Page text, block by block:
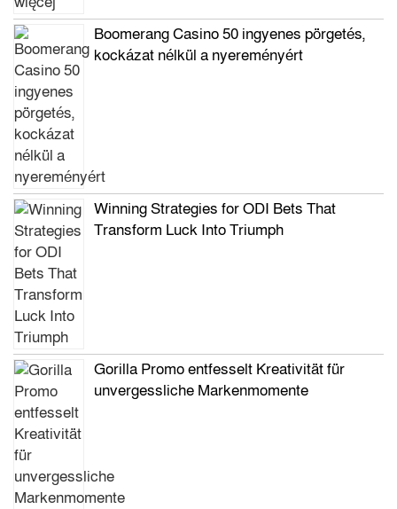
Boomerang Casino 50 ingyenes pörgetés,
kockázat nélkül a nyereményért
Winning Strategies for ODI Bets That
Transform Luck Into Triumph
Gorilla Promo entfesselt Kreativität für
unvergessliche Markenmomente